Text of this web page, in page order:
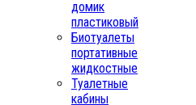
домик
пластиковый
Биотуалеты
портативные
жидкостные
Туалетные
кабины